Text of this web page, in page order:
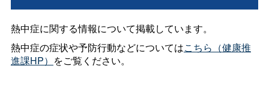
熱中症に関する情報について掲載しています。
熱中症の症状や予防行動などについてはこちら（健康推
進課HP） をご覧ください。